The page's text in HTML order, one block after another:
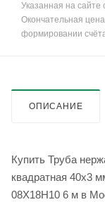
Указанная на сайте
Окончательная
формировании
ОПИСАНИЕ
Купить Труба
квадратная 40х3
08Х18Н10 6 м в